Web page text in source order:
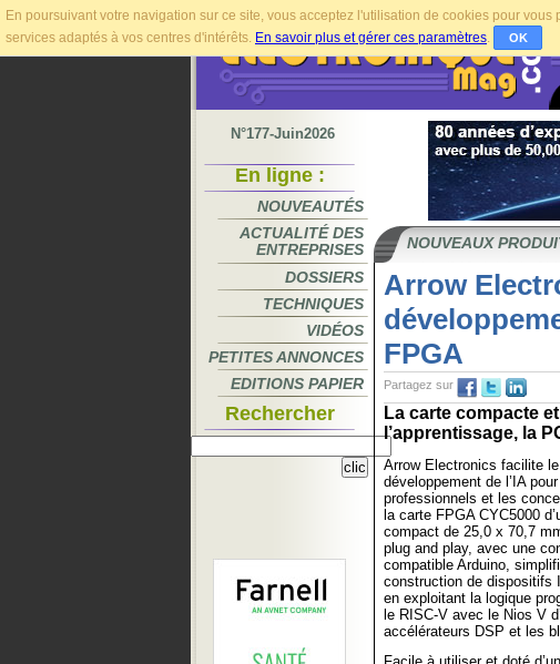
En poursuivant votre navigation sur ce site, vous acceptez l'utilisation de cookies pour vous
services adaptés à vos centres d'intérêts. En savoir plus et gérer ces paramètres. OK
N°177-Juin2026
En ligne :
NOUVEAUTÉS
ACTUALITÉ DES
ENTREPRISES
DOSSIERS
TECHNIQUES
VIDÉOS
PETITES ANNONCES
EDITIONS PAPIER
Rechercher
NOUVEAUX
Arrow
FPGA
Partagez sur
La carte compacte
l’apprentissage, la
Arrow Electronics facilite le
développement de l’IA
professionnels et les
la carte FPGA CYC5000
compact de 25,0 x 70,7
plug and play, avec une
compatible Arduino,
construction de dispositifs
en exploitant la logique
le RISC-V avec le Nios V
accélérateurs DSP et les